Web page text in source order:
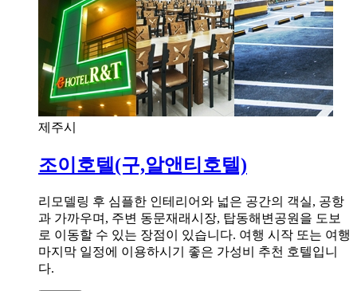
제주시
조이호텔(구,알앤티호텔)
리모델링 후 심플한 인테리어와 넓은 공간의 객실, 공항
과 가까우며, 주변 동문재래시장, 탑동해변공원을 도보
로 이동할 수 있는 장점이 있습니다. 여행 시작 또는 여행
마지막 일정에 이용하시기 좋은 가성비 추천 호텔입니
다.